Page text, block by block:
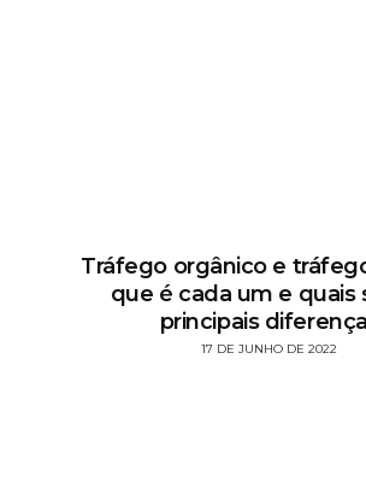
Tráfego orgânico e
que é cada um e quais
principais
17 DE JUNHO DE 2022